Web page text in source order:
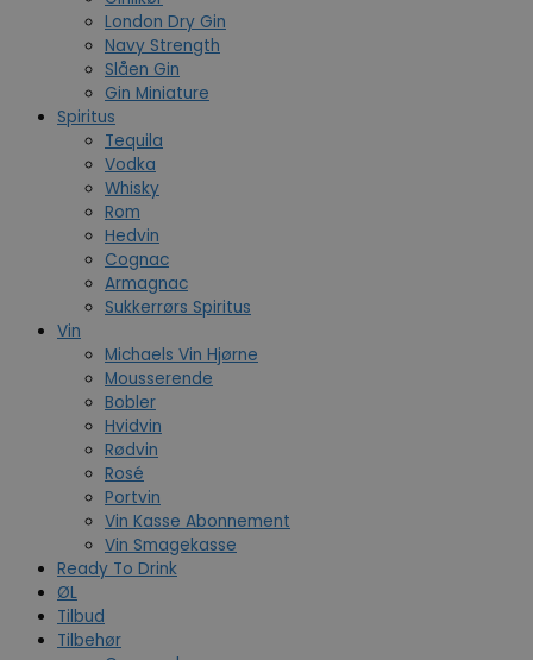
London Dry Gin
Navy Strength
Slåen Gin
Gin Miniature
Spiritus
Tequila
Vodka
Whisky
Rom
Hedvin
Cognac
Armagnac
Sukkerrørs Spiritus
Vin
Michaels Vin Hjørne
Mousserende
Bobler
Hvidvin
Rødvin
Rosé
Portvin
Vin Kasse Abonnement
Vin Smagekasse
Ready To Drink
ØL
Tilbud
Tilbehør